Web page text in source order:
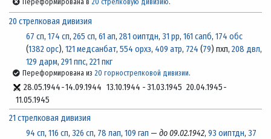
Переформирована в20 стрелковую дивизию.
20 стрелковая дивизия
67 сп, 174 сп, 265 сп, 61 ап, 281 оиптдн, 31 рр, 161 сапб, 174 обс
(1382 орс), 121 медсанбат, 554 орхз, 409 атр, 724 (79) пхп, 208 двл,
129 дарм, 291 ппс, 221 пкг
Переформирована из20 горнострелковой дивизии.
28.05.1944-14.09.1944 13.10.1944 - 31.03.1945 20.04.1945-
11.05.1945
21 стрелковая дивизия
94 сп, 116 сп, 326 сп, 78 лап, 109 гап — до 09.02.1942, 93 оиптдн, 37